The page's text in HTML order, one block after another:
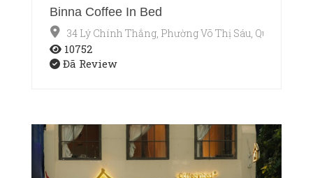
Binna Coffee In Bed
34 Lý Chính Thắng, Phường Võ Thị Sáu, Quận 3, Hồ
10752
Đã Review